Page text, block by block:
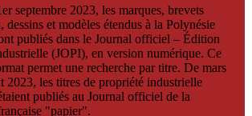
septembre 2023, les marques, brevets
dessins et modèles étendus à la Polynésie
publiés dans le Journal officiel – Édition
(JOPI), en version numérique. Ce
permet une recherche par titre. De mars
2023, les titres de propriété industrielle
publiés au Journal officiel de la
"papier".